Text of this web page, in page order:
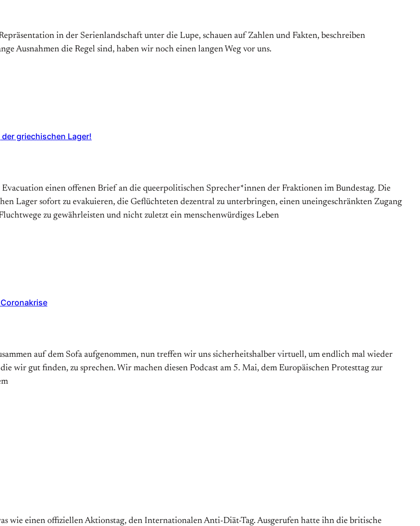
in der Serienlandschaft unter die Lupe, schauen auf Zahlen und Fakten, beschreiben
Ausnahmen die Regel sind, haben wir noch einen langen Weg vor uns.
griechischen Lager!
einen offenen Brief an die queerpolitischen Sprecher*innen der Fraktionen im Bundestag. Die
Lager sofort zu evakuieren, die Geflüchteten dezentral zu unterbringen, einen uneingeschränkten Zugang
zu gewährleisten und nicht zuletzt ein menschenwürdiges Leben
auf dem Sofa aufgenommen, nun treffen wir uns sicherheitshalber virtuell, um endlich mal wieder
wir gut finden, zu sprechen. Wir machen diesen Podcast am 5. Mai, dem Europäischen Protesttag zur
wie einen offiziellen Aktions­tag, den Internationalen Anti-Diät-Tag. Aus­gerufen hatte ihn die britische